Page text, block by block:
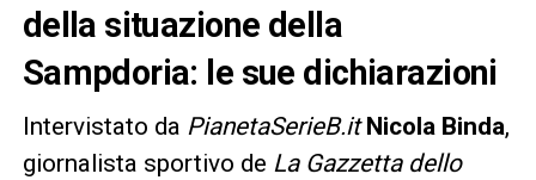
della situazione della
Sampdoria: le sue dichiarazioni
Intervistato da PianetaSerieB.it Nicola Binda,
giornalista sportivo de La Gazzetta dello